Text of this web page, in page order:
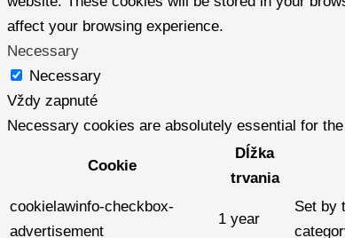
affect your browsing experience.
Necessary
Necessary
Vždy zapnuté
Necessary cookies are absolutely essential for
Cookie
Dĺžka
trvania
cookielawinfo-checkbox-
advertisement
1 year
Set by